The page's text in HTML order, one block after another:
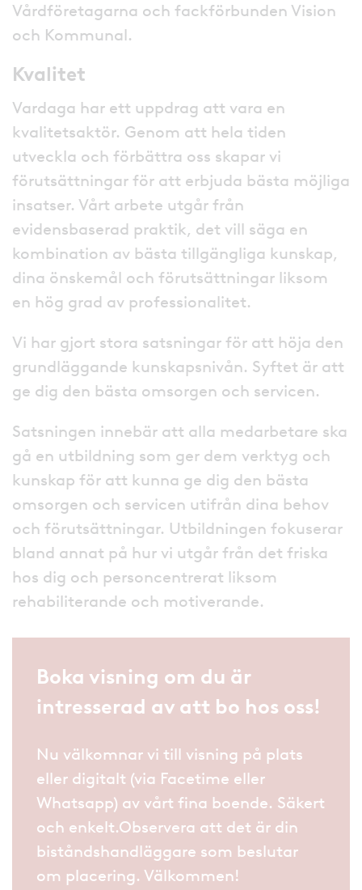
Vårdföretagarna och fackförbunden Vision
och Kommunal.
Kvalitet
Vardaga har ett uppdrag att vara en
kvalitetsaktör. Genom att hela tiden
utveckla och förbättra oss skapar vi
förutsättningar för att erbjuda bästa möjliga
insatser. Vårt arbete utgår från
evidensbaserad praktik, det vill säga en
kombination av bästa tillgängliga kunskap,
dina önskemål och förutsättningar liksom
en hög grad av professionalitet.
Vi har gjort stora satsningar för att höja den
grundläggande kunskapsnivån. Syftet är att
ge dig den bästa omsorgen och servicen.
Satsningen innebär att alla medarbetare ska
gå en utbildning som ger dem verktyg och
kunskap för att kunna ge dig den bästa
omsorgen och servicen utifrån dina behov
och förutsättningar. Utbildningen fokuserar
bland annat på hur vi utgår från det friska
hos dig och personcentrerat liksom
rehabiliterande och motiverande.
Boka visning om du är
intresserad av att bo hos oss!
Nu välkomnar vi till visning på plats
eller digitalt (via Facetime eller
Whatsapp) av vårt fina boende. Säkert
och enkelt.Observera att det är din
biståndshandläggare som beslutar
om placering. Välkommen!